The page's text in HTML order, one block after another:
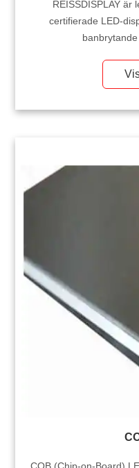
REISSDISPLAY är
certifierade LED-
inkluderar
och utomhusbruk,